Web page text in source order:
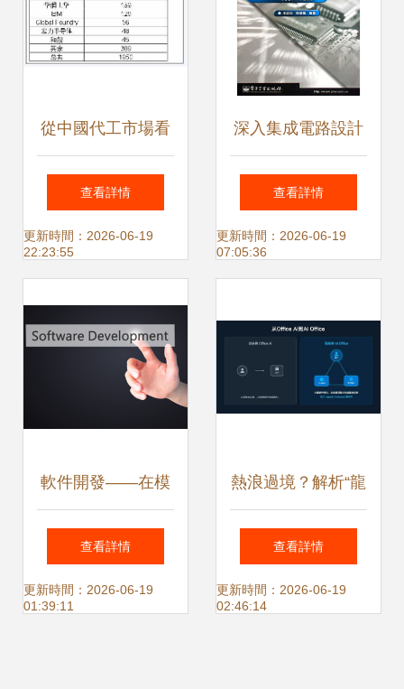
從中國代工市場看
中國集成電路設計
業產值
查看詳情
更新時間：2026-06-19
22:23:55
深入集成電路設計
從架構到版圖的全
面指南
查看詳情
更新時間：2026-06-19
07:05:36
軟件開發——在模
糊的背板上按下一
個按鈕
查看詳情
更新時間：2026-06-19
01:39:11
熱浪過境？解析“龍
蝦熱”對集成電路設
計行業的可持續性
查看詳情
更新時間：2026-06-19
02:46:14